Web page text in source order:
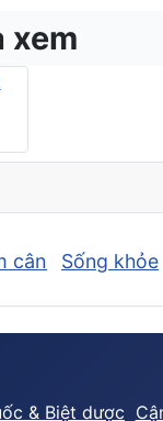
xem
cân Sống khỏe
& Biệt dược